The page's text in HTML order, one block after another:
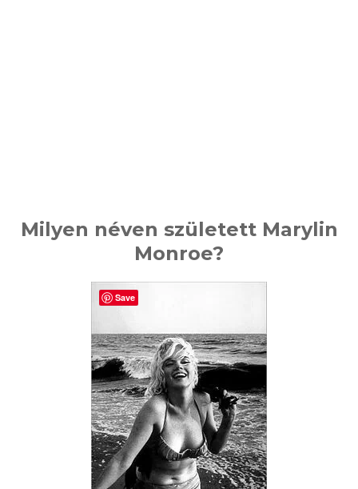
Milyen néven született Marylin
Monroe?
Save